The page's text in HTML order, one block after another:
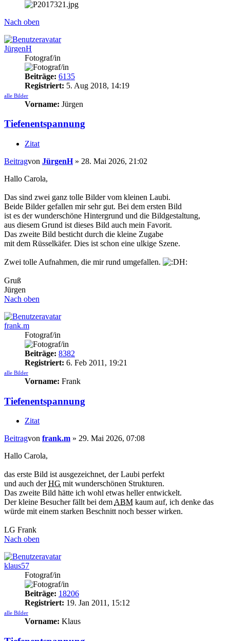
Nach oben
JürgenH
Fotograf/in
Beiträge: 6135
Registriert: 5. Aug 2018, 14:19
alle Bilder
Vorname: Jürgen
Tiefenentspannung
Zitat
Beitragvon JürgenH» 28. Mai 2026, 21:02
Hallo Carola,
Das sind zwei ganz tolle Bilder vom kleinen Laubi.
Beide Bilder gefallen mir sehr gut. Bei dem ersten Bild
ist es der wunderschöne Hintergrund und die Bildgestaltung,
aus diesem Grund ist dieses Bild auch mein Favorit.
Das zweite Bild besticht durch die kleine Zugabe
mit dem Rüsselkäfer. Dies ist schon eine ulkige Szene.
Zwei tolle Aufnahmen, die mir rund umgefallen.
Gruß
Jürgen
Nach oben
frank.m
Fotograf/in
Beiträge: 8382
Registriert: 6. Feb 2011, 19:21
alle Bilder
Vorname: Frank
Tiefenentspannung
Zitat
Beitragvon frank.m » 29. Mai 2026, 07:08
Hallo Carola,
das erste Bild ist ausgezeichnet, der Laubi perfekt
und auch derHG mit wunderschönen Strukturen.
Das zweite Bild hätte ich wohl etwas heller entwickelt.
Der kleine Besucher fällt bei dem ABM kaum auf, ich denke das
würde mit einem starken Beschnitt noch besser wirken.
LG Frank
Nach oben
klaus57
Fotograf/in
Beiträge: 18206
Registriert: 19. Jan 2011, 15:12
alle Bilder
Vorname: Klaus